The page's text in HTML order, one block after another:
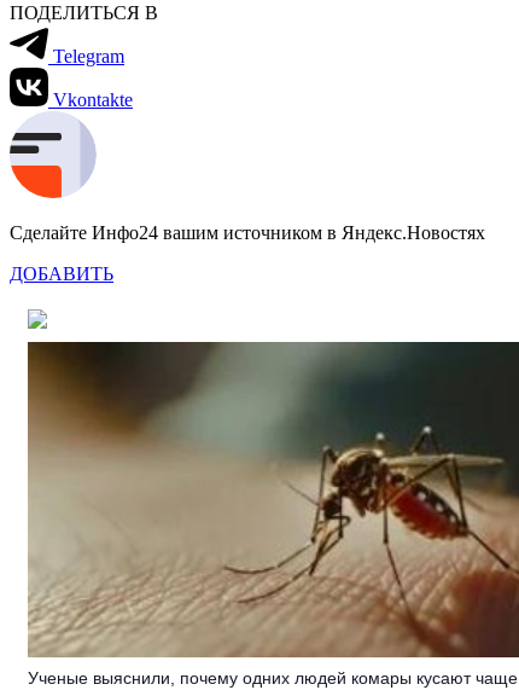
ПОДЕЛИТЬСЯ В
Telegram
Vkontakte
Сделайте Инфо24 вашим источником в Яндекс.Новостях
ДОБАВИТЬ
Ученые выяснили, почему одних людей комары кусают чаще